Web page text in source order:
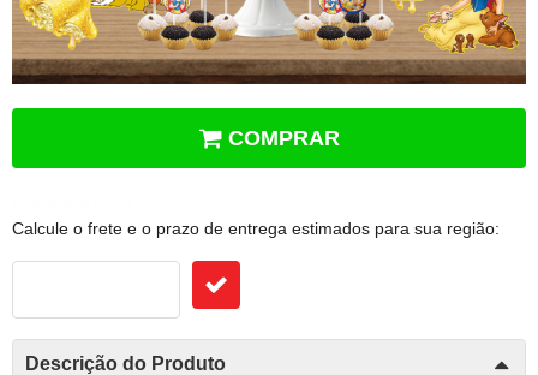
COMPRAR
Calcule o frete e o prazo de entrega estimados para sua região:
Descrição do Produto